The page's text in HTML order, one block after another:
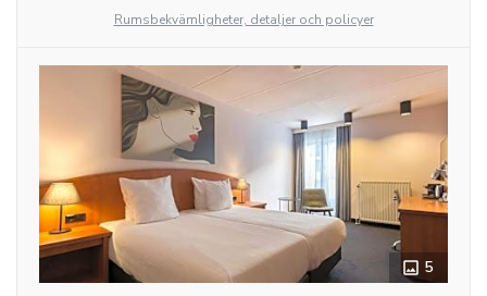
Rumsbekvämligheter, detaljer och policyer
5